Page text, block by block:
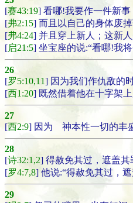
[赛43:19] 看哪!我要作一件新事
[弗2:15] 而且以自己的身体废
[弗4:24] 并且穿上新人；这新
[启21:5] 坐宝座的说:“看哪!我
26
[罗5:10,11] 因为我们作仇敌的
[西1:20] 既然借着他在十字架
27
[西2:9] 因为 神本性一切的丰
28
[诗32:1,2] 得赦免其过，遮盖其
[罗4:7,8] 他说:“得赦免其过，
29